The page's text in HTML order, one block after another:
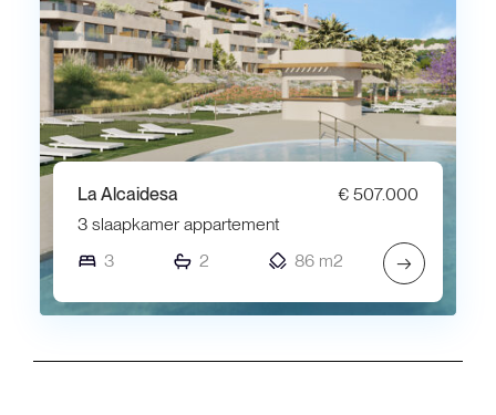
La Alcaidesa
€ 507.000
3 slaapkamer appartement
3
2 86 m2 →